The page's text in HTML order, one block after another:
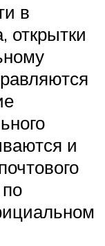
в
открытки
и